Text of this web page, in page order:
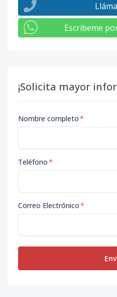
Escribeme
¡Solicita mayor
Nombre completo*
Teléfono*
Correo Electrónico*